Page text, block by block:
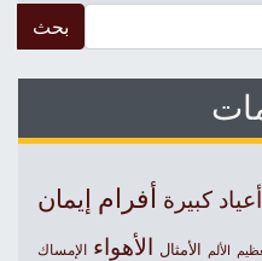
كبيرة أفرام إيمان
الألم الأمثال الأهواء الإمساك